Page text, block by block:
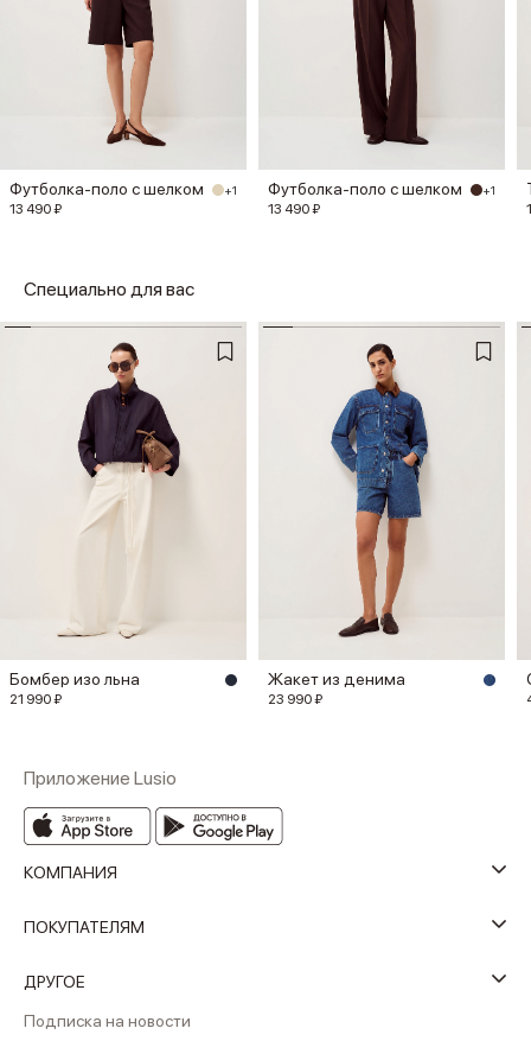
Футболка-поло с шелком +1
13 490 ₽
Футболка-поло с шелком +1
13 490 ₽
Специально для вас
Бомбер изо льна
21 990 ₽
Жакет из денима
23 990 ₽
Приложение Lusio
КОМПАНИЯ
ПОКУПАТЕЛЯМ
ДРУГОЕ
Подписка на новости